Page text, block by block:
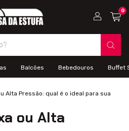
0
Balcões Bebedouros Buffet
Alta Pressão: qual é o ideal para sua
ou Alta